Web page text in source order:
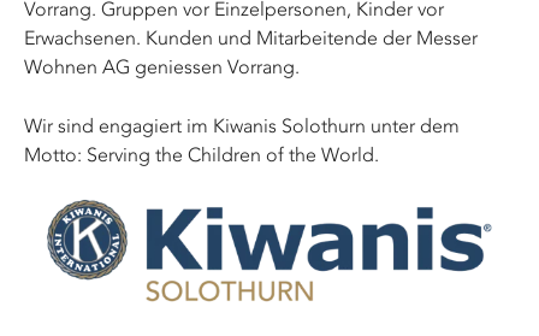
Vorrang. Gruppen vor Einzelpersonen, Kinder vor
Erwachsenen. Kunden und Mitarbeitende der Messer
Wohnen AG geniessen Vorrang.
Wir sind engagiert im Kiwanis Solothurn unter dem
Motto: Serving the Children of the World.